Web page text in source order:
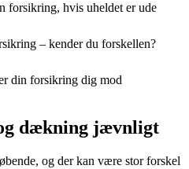
forsikring, hvis uheldet er ude
– kender du forskellen?
din forsikring dig mod
dækning jævnligt
og der kan være stor forskel